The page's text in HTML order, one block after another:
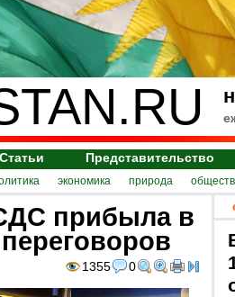
Статьи Представительство
экономика природа
прибыла в
1355 0